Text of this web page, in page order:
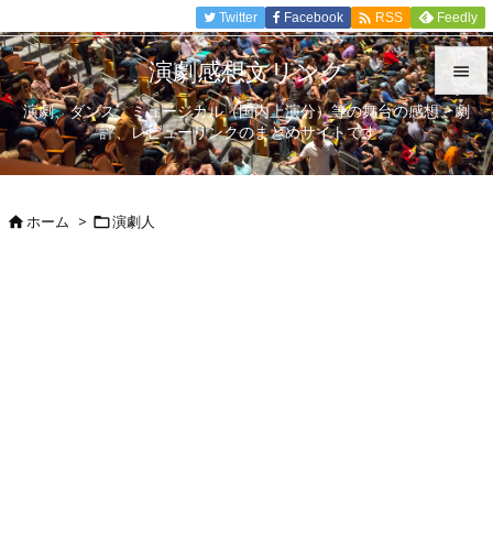


メニュ

Twitter Facebook  RSS Feedly
演劇感想文リンク
演劇、ダンス、ミュージカル（国内上演分）等の舞台の感想、劇
評、レビューリンクのまとめサイトです。
ホーム > 演劇人